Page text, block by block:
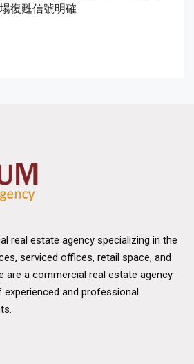
復甦信號明確
real estate agency specializing in the
serviced offices, retail space, and
are a commercial real estate agency
and professional